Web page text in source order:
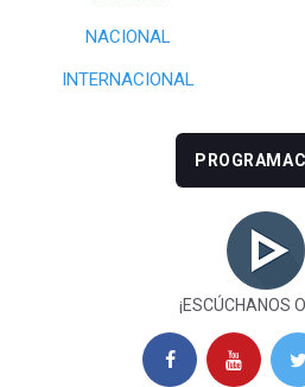
NACIONAL
INTERNACIONAL
¡ESCÚCHANOS